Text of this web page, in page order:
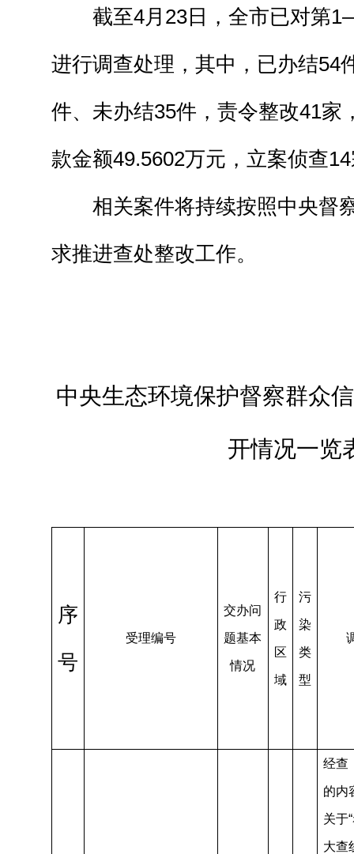
截至4月23日，全市已对第
进行调查处理，其中，已办结54
件、未办结35件，责令整改41家
款金额49.5602万元，立案侦查
相关案件将持续按照中央督
求推进查处整改工作。
中央生态环境保护督察群众
开情况一览
序
号
受理编号
交办问
题基本
情况
行
政
区
域
污
染
类
型
经查
的内
关于
大查